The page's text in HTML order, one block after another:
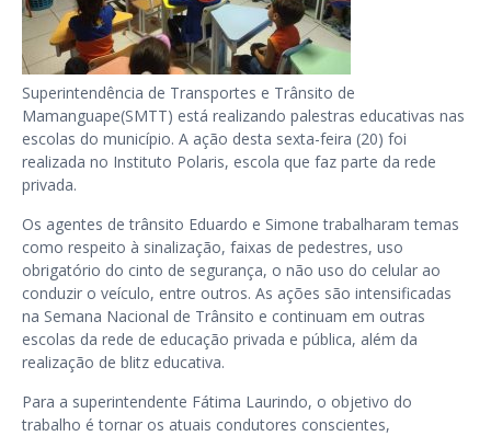
Superintendência de Transportes e Trânsito de
Mamanguape(SMTT) está realizando palestras educativas nas
escolas do município. A ação desta sexta-feira (20) foi
realizada no Instituto Polaris, escola que faz parte da rede
privada.
Os agentes de trânsito Eduardo e Simone trabalharam temas
como respeito à sinalização, faixas de pedestres, uso
obrigatório do cinto de segurança, o não uso do celular ao
conduzir o veículo, entre outros. As ações são intensificadas
na Semana Nacional de Trânsito e continuam em outras
escolas da rede de educação privada e pública, além da
realização de blitz educativa.
Para a superintendente Fátima Laurindo, o objetivo do
trabalho é tornar os atuais condutores conscientes,